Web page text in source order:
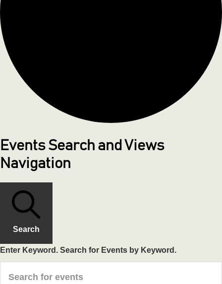
Events Search and Views
Navigation
Search
Enter Keyword. Search for Events by Keyword.